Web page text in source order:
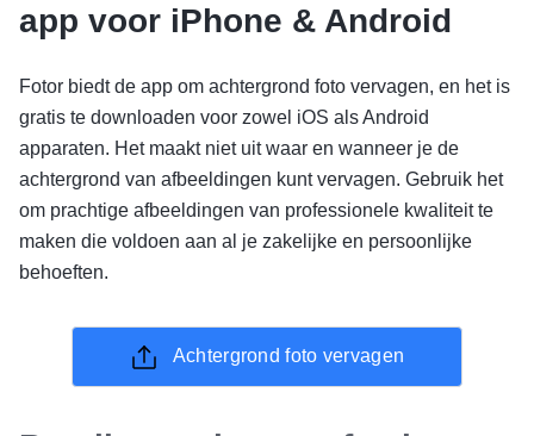
app voor iPhone & Android
Fotor biedt de app om achtergrond foto vervagen, en het is
gratis te downloaden voor zowel iOS als Android
apparaten. Het maakt niet uit waar en wanneer je de
achtergrond van afbeeldingen kunt vervagen. Gebruik het
om prachtige afbeeldingen van professionele kwaliteit te
maken die voldoen aan al je zakelijke en persoonlijke
behoeften.
Achtergrond foto vervagen